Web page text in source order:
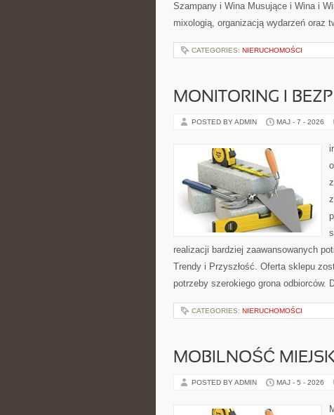
Szampany i Wina Musujące i Wina i
mixologią, organizacją wydarzeń oraz
CATEGORIES: NIERUCHOMOŚCI
MONITORING I
POSTED BY ADMIN MAJ - 7 - 2026
realizacji bardziej zaawansowanych
Trendy i Przyszłość. Oferta sklepu
potrzeby szerokiego grona odbiorców.
CATEGORIES: NIERUCHOMOŚCI
MOBILNOŚĆ
POSTED BY ADMIN MAJ - 5 - 2026